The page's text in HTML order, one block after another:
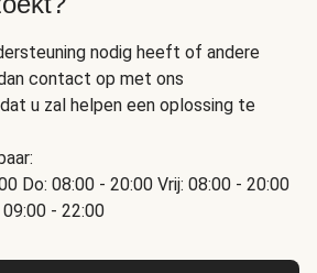
nodig heeft of andere
contact op met ons
u zal helpen een oplossing te
Do: 08:00 - 20:00 Vrij: 08:00 - 20:00
- 22:00